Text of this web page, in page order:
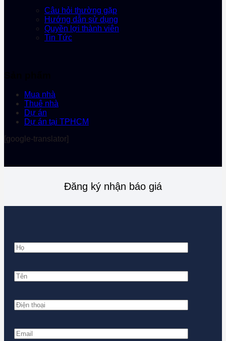
Câu hỏi thường gặp
Hướng dẫn sử dụng
Quyền lợi thành viên
Tin Tức
Mua nhà
Thuê nhà
Dự án
Dự án tại TPHCM
[google-translator]
Đăng ký nhận báo giá